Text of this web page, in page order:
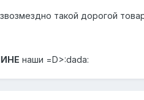
такой дорогой
наши =D>:dada: